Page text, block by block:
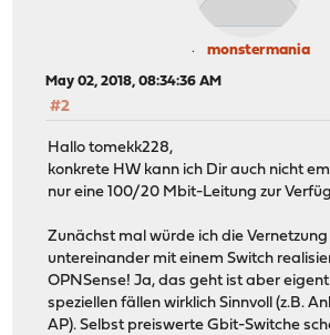
monstermania
May 02, 2018, 08:34:36 AM
#2
Hallo tomekk228,
konkrete HW kann ich Dir auch nicht
nur eine 100/20 Mbit-Leitung zur
Zunächst mal würde ich die
untereinander mit einem Switch
OPNSense! Ja, das geht ist aber
speziellen fällen wirklich Sinnvoll (z.B.
AP). Selbst preiswerte Gbit-Switche